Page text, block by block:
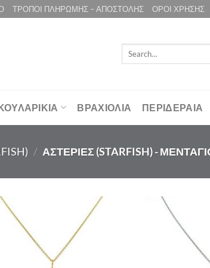
ΤΡΟΠΟΙ ΠΛΗΡΩΜΗΣ – ΑΠΟΣΤΟΛΗΣ ΟΡΟΙ ΧΡΗΣΗΣ
Search
ΒΡΑΧΙΟΛΙΑ ΠΕΡΙΔΕΡΑΙΑ
/ ΑΣΤΕΡΙΕΣ (STARFISH) -